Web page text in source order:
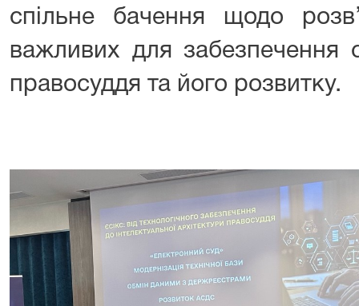
спільне бачення щодо
важливих для забезпечення
правосуддя та його розвитку.